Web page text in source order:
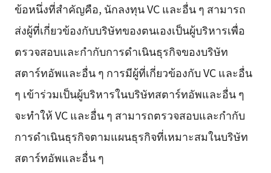
ข้อหนึ่งที่สำคัญคือ, นักลงทุน VC และอื่น ๆ สามารถ
ส่งผู้ที่เกี่ยวข้องกับบริษัทของตนเองเป็นผู้บริหารเพื่อ
ตรวจสอบและกำกับการดำเนินธุรกิจของบริษัท
สตาร์ทอัพและอื่น ๆ การมีผู้ที่เกี่ยวข้องกับ VC และอื่น
ๆ เข้าร่วมเป็นผู้บริหารในบริษัทสตาร์ทอัพและอื่น ๆ
จะทำให้ VC และอื่น ๆ สามารถตรวจสอบและกำกับ
การดำเนินธุรกิจตามแผนธุรกิจที่เหมาะสมในบริษัท
สตาร์ทอัพและอื่น ๆ